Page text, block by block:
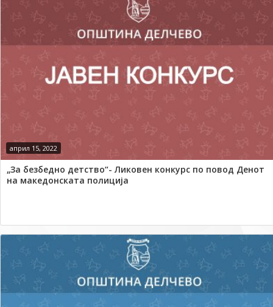
април 15, 2022
„За безбедно детство“- Ликовен конкурс по повод Денот
на македонската полиција